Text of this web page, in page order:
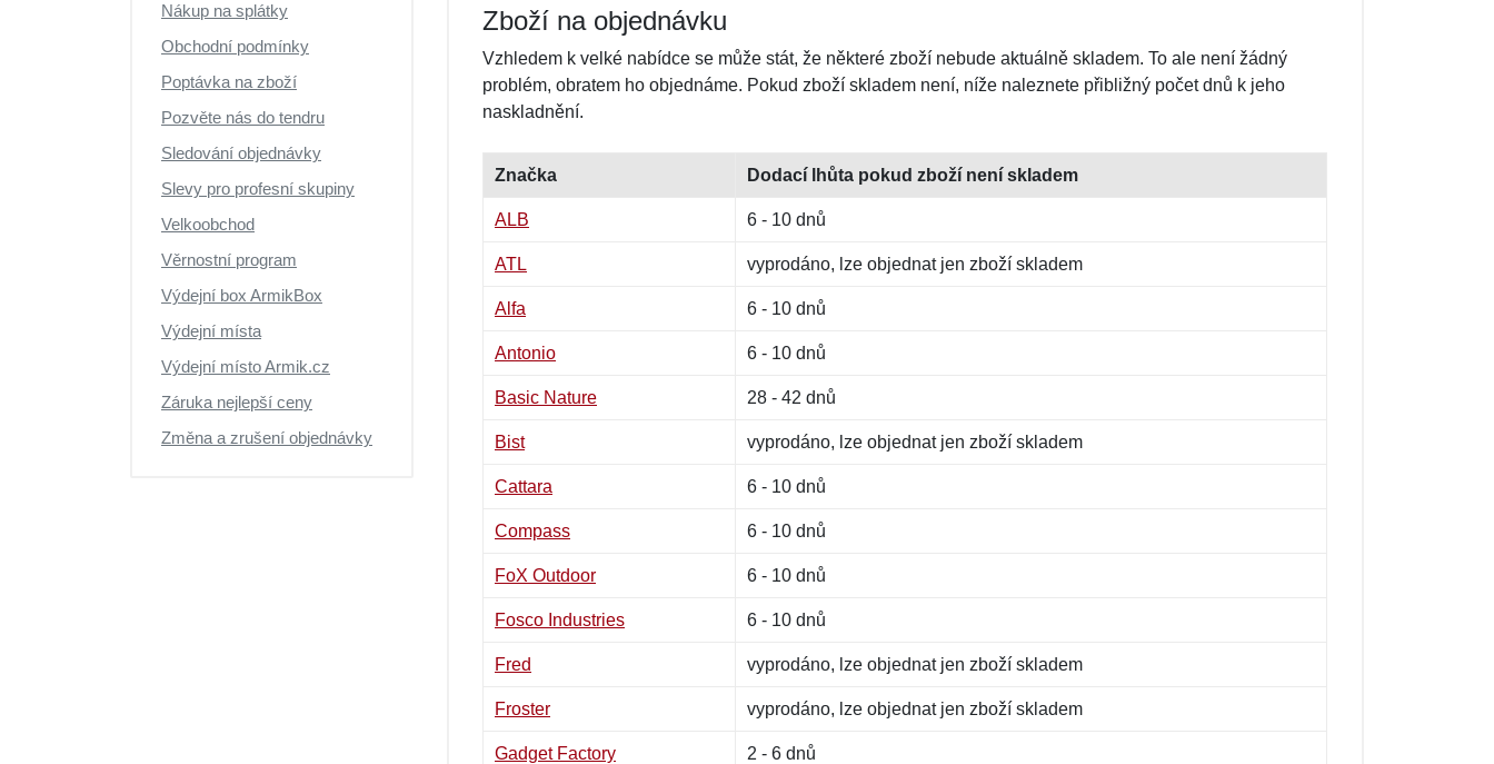
Nákup na splátky
Obchodní podmínky
Poptávka na zboží
Pozvěte nás do tendru
Sledování objednávky
Slevy pro profesní skupiny
Velkoobchod
Věrnostní program
Výdejní box ArmikBox
Výdejní místa
Výdejní místo Armik.cz
Záruka nejlepší ceny
Změna a zrušení objednávky
Zboží na objednávku
Vzhledem k velké nabídce se může stát, že některé zboží nebude aktuálně skladem. To ale není žádný
problém, obratem ho objednáme. Pokud zboží skladem není, níže naleznete přibližný počet dnů k jeho
naskladnění.
Značka Dodací lhůta pokud zboží není skladem
ALB 6 - 10 dnů
ATL vyprodáno, lze objednat jen zboží skladem
Alfa 6 - 10 dnů
Antonio 6 - 10 dnů
Basic Nature 28 - 42 dnů
Bist vyprodáno, lze objednat jen zboží skladem
Cattara 6 - 10 dnů
Compass 6 - 10 dnů
FoX Outdoor 6 - 10 dnů
Fosco Industries 6 - 10 dnů
Fred vyprodáno, lze objednat jen zboží skladem
Froster vyprodáno, lze objednat jen zboží skladem
Gadget Factory 2 - 6 dnů